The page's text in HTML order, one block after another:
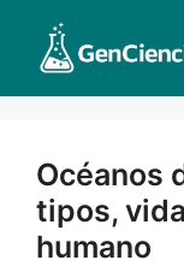
contenido
Océanos
tipos,
humano